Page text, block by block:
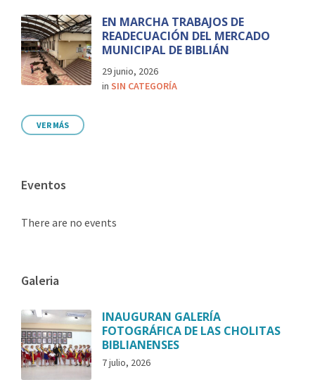
EN MARCHA TRABAJOS DE
READECUACIÓN DEL MERCADO
MUNICIPAL DE BIBLIÁN
29 junio, 2026
in SIN CATEGORÍA
VER MÁS
Eventos
There are no events
Galeria
INAUGURAN GALERÍA
FOTOGRÁFICA DE LAS CHOLITAS
BIBLIANENSES
7 julio, 2026